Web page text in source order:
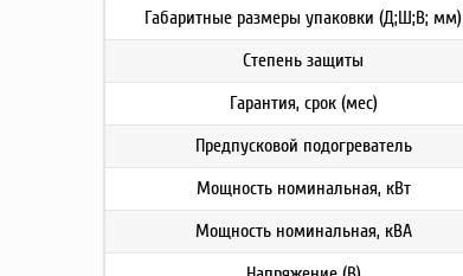
Габаритные размеры упаковки (Д;Ш;В; мм)
Степень защиты
Гарантия, срок (мес)
Предпусковой подогреватель
Мощность номинальная, кВт
Мощность номинальная, кВА